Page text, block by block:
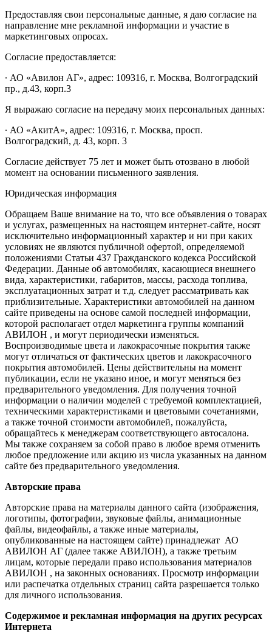
Предоставляя свои персональные данные, я даю согласие на
направление мне рекламной информации и участие в
маркетинговых опросах.
Согласие предоставляется:
∙ АО «Авилон АГ», адрес: 109316, г. Москва, Волгоградский
пр., д.43, корп.3
Я выражаю согласие на передачу моих персональных данных:
∙ АО «АкитА», адрес: 109316, г. Москва, просп.
Волгоградский, д. 43, корп. 3
Согласие действует 75 лет и может быть отозвано в любой
момент на основании письменного заявления.
Юридическая информация
Обращаем Ваше внимание на то, что все объявления о товарах
и услугах, размещенных на настоящем интернет-сайте, носят
исключительно информационный характер и ни при каких
условиях не являются публичной офертой, определяемой
положениями Статьи 437 Гражданского кодекса Российской
Федерации. Данные об автомобилях, касающиеся внешнего
вида, характеристики, габаритов, массы, расхода топлива,
эксплуатационных затрат и т.д. следует рассматривать как
приблизительные. Характеристики автомобилей на данном
сайте приведены на основе самой последней информации,
которой располагает отдел маркетинга группы компаний
АВИЛОН , и могут периодически изменяться.
Воспроизводимые цвета и лакокрасочные покрытия также
могут отличаться от фактических цветов и лакокрасочного
покрытия автомобилей. Цены действительны на момент
публикации, если не указано иное, и могут меняться без
предварительного уведомления. Для получения точной
информации о наличии моделей с требуемой комплектацией,
техническими характеристиками и цветовыми сочетаниями,
а также точной стоимости автомобилей, пожалуйста,
обращайтесь к менеджерам соответствующего автосалона.
Мы также сохраняем за собой право в любое время отменить
любое предложение или акцию из числа указанных на данном
сайте без предварительного уведомления.
Авторские права
Авторские права на материалы данного сайта (изображения,
логотипы, фотографии, звуковые файлы, анимационные
файлы, видеофайлы, а также иные материалы,
опубликованные на настоящем сайте) принадлежат АО
АВИЛОН АГ (далее также АВИЛОН), а также третьим
лицам, которые передали право использования материалов
АВИЛОН , на законных основаниях. Просмотр информации
или распечатка отдельных страниц сайта разрешается только
для личного использования.
Содержимое и рекламная информация на других ресурсах
Интернета